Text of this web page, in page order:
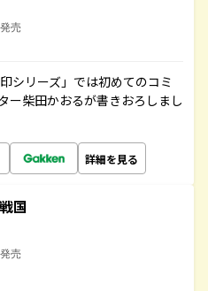
売
シリーズ」では初めてのコミ
ー柴田かおるが書きおろしまし
詳細を見る
国
売